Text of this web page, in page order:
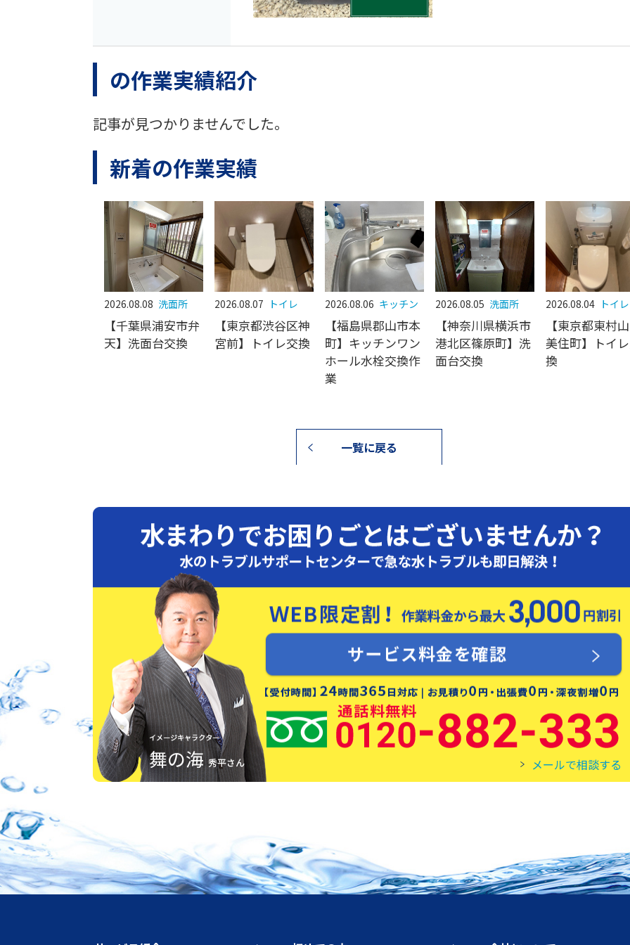
の作業実績紹介
記事が見つかりませんでした。
新着の作業実績
2026.08.08 洗面所
【千葉県浦安市弁
天】洗面台交換
2026.08.07 トイレ
【東京都渋谷区神
宮前】トイレ交換
2026.08.06 キッチン
【福島県郡山市本
町】キッチンワン
ホール水栓交換作
業
2026.08.05 洗面所
【神奈川県横浜市
港北区篠原町】洗
面台交換
2026.08.04 トイレ
【東京都東村
美住町】トイ
換
一覧に戻る
メールで相談する